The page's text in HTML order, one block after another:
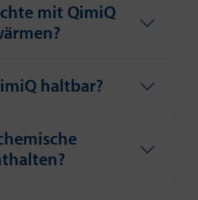
mit QimiQ
haltbar?